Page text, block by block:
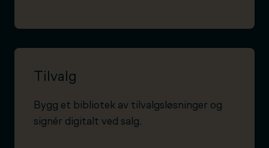
Tilvalg
Bygg et bibliotek av tilvalgsløsninger og
signér digitalt ved salg.